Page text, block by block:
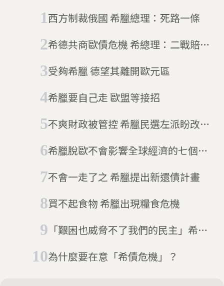
西方制裁俄國 希臘總理：死路一條
希德共商歐債危機 希總理：二戰賠款
受夠希臘 德望其離開歐元區
希臘要自己走 歐盟等接招
不爽財政被管控 希臘民選左派盼改變
希臘脫歐不會影響全球經濟的七個理
不會一走了之 希臘提出新還債計畫
買不起食物 希臘出現糧食危機
「艱困也威脅不了我們的民主」希臘
為什麼要在意「希債危機」？